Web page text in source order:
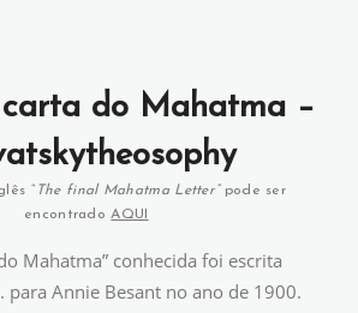
do Mahatma –
“ The final Mahatma Letter”pode ser
encontradoAQUI
Mahatma” conhecida foi escrita
para Annie Besant no ano de 1900.